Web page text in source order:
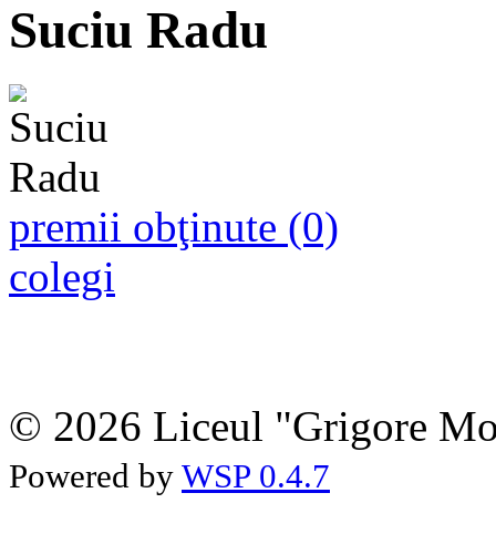
Suciu Radu
premii obţinute (0)
colegi
© 2026 Liceul "Grigore
Powered by WSP 0.4.7